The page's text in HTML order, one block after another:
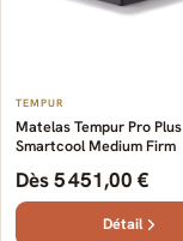
TEMPUR
Matelas Tempur Pro Plus
Smartcool Medium Firm
Dès 5 451,00 €
Détail